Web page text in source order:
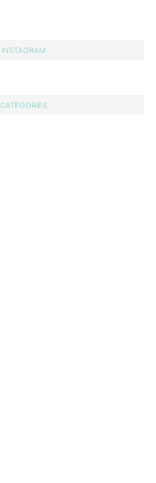
INSTAGRAM
CATEGORIES